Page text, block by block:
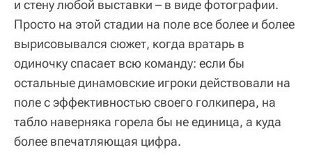
и стену любой выставки – в виде фотографии.
Просто на этой стадии на поле все более и более
вырисовывался сюжет, когда вратарь в
одиночку спасает всю команду: если бы
остальные динамовские игроки действовали на
поле с эффективностью своего голкипера, на
табло наверняка горела бы не единица, а куда
более впечатляющая цифра.